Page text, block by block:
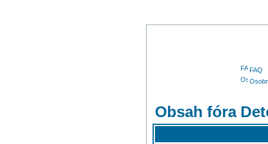
FAQ
Obsah fóra